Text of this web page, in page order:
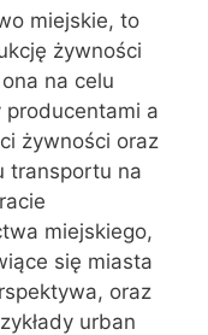
miejskie, to
żywności
na celu
a
żywności oraz
transportu na
miejskiego,
się miasta
oraz
urban